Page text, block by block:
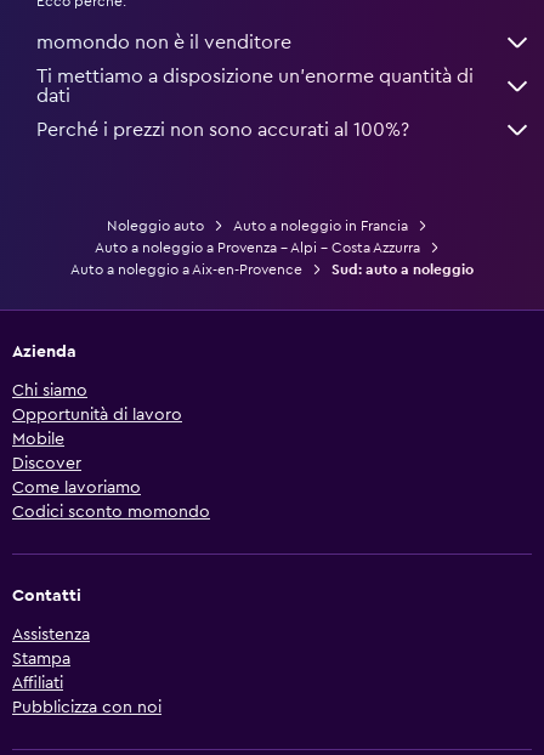
momondo non è il venditore
Ti mettiamo a disposizione un’enorme quantità di
dati
Perché i prezzi non sono accurati al 100%?
Noleggio auto
Auto a noleggio in Francia
Auto a noleggio a Provenza - Alpi - Costa Azzurra
Auto a noleggio a Aix-en-Provence
Sud: auto a noleggio
Azienda
Chi siamo
Opportunità di lavoro
Mobile
Discover
Come lavoriamo
Codici sconto momondo
Contatti
Assistenza
Stampa
Affiliati
Pubblicizza con noi